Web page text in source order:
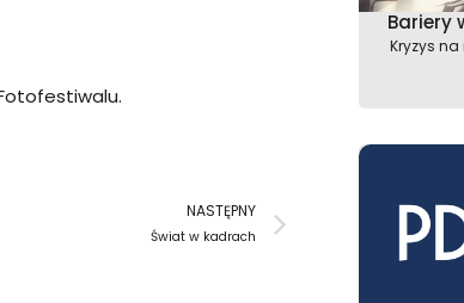
.
NASTĘPNY
Świat w kadrach
Następny
Bariery
Kryzys